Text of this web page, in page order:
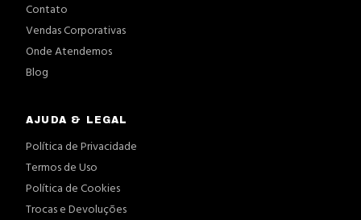
Contato
Vendas Corporativas
Onde Atendemos
Blog
AJUDA & LEGAL
Política de Privacidade
Termos de Uso
Política de Cookies
Trocas e Devoluções